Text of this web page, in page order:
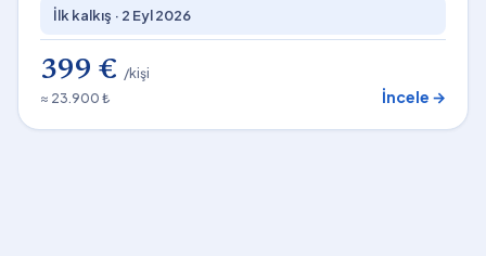
İlk kalkış · 2 Eyl 2026
399 € /kişi
≈ 23.900 ₺
İncele →